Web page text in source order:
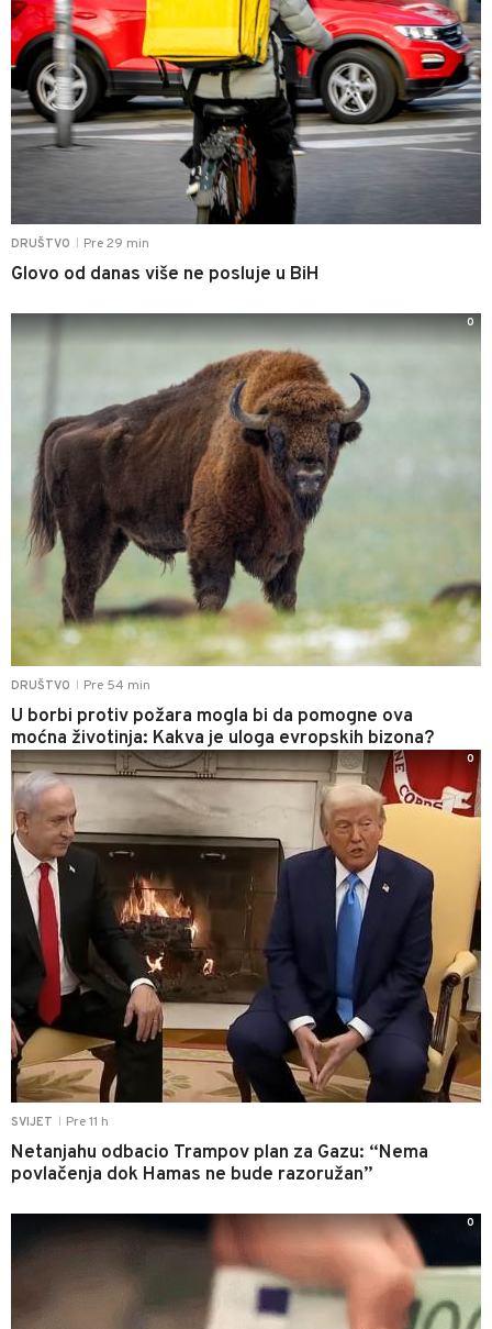
DRUŠTVO Pre 29 min
Glovo od danas više ne posluje u BiH
DRUŠTVO Pre 54 min
U borbi protiv požara mogla bi da pomogne ova
moćna životinja: Kakva je uloga evropskih bizona?
0
SVIJET Pre 11 h
Netanjahu odbacio Trampov plan za Gazu: “Nema
povlačenja dok Hamas ne bude razoružan”
0
0